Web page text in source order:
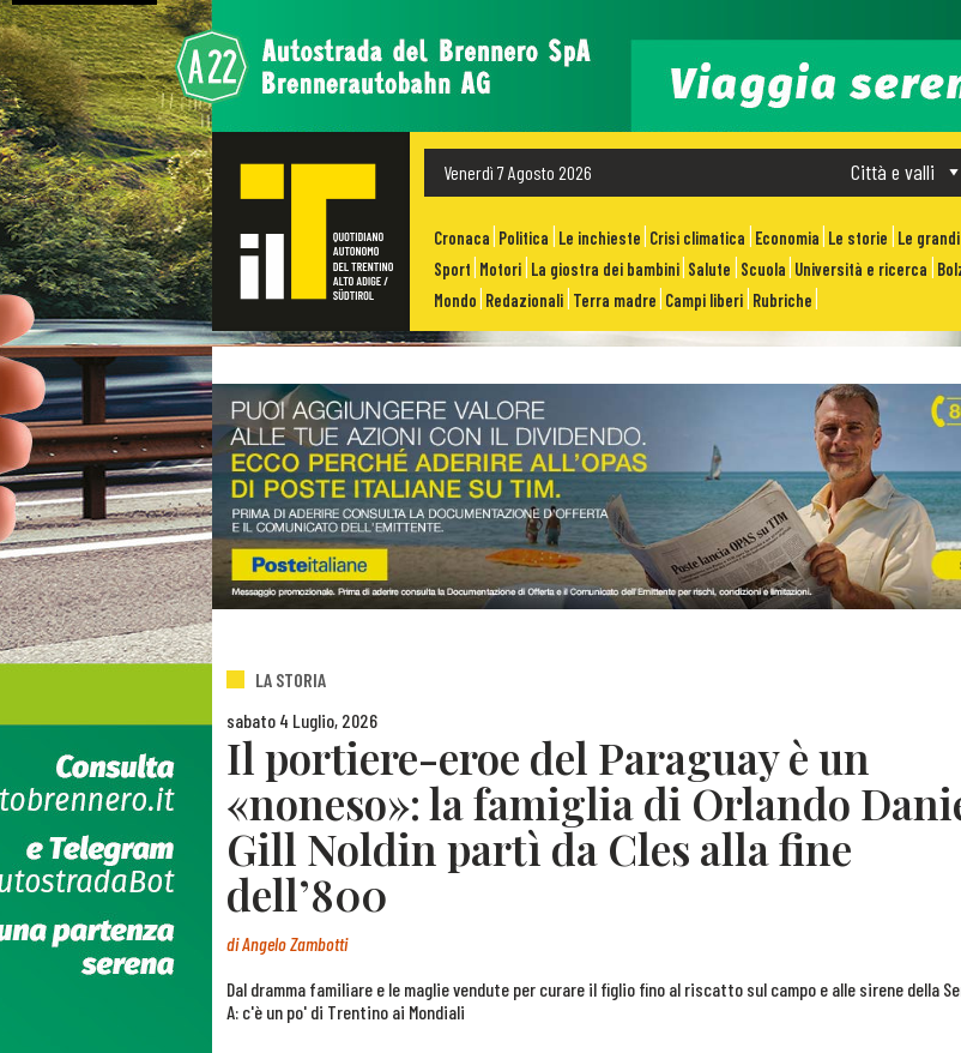
Venerdì 7 Agosto 2026 Città e valli
Cronaca Politica Le inchieste Crisi climatica Economia Le storie Le
Sport Motori La giostra dei bambini Salute Scuola Università e ricerca
Mondo Redazionali Terra madre Campi liberi Rubriche
LA STORIA
sabato 4 Luglio, 2026
Il portiere-eroe del Paraguay è un
«noneso»: la famiglia di Orlando
Gill Noldin partì da Cles alla fine
dell’800
diAngelo Zambotti
Dal dramma familiare e le maglie vendute per curare il figlio fino al riscatto sul campo e alle sirene della
A: c'è un po' di Trentino ai Mondiali